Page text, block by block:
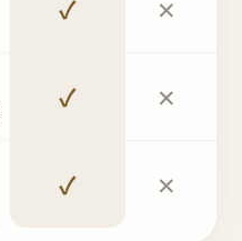
✓ ✕
✓ ✕
✓ ✕